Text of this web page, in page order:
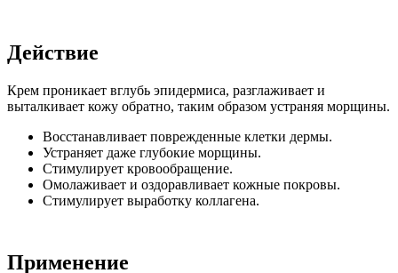
Действие
Крем проникает вглубь эпидермиса, разглаживает и
выталкивает кожу обратно, таким образом устраняя морщины.
Восстанавливает поврежденные клетки дермы.
Устраняет даже глубокие морщины.
Стимулирует кровообращение.
Омолаживает и оздоравливает кожные покровы.
Стимулирует выработку коллагена.
Применение